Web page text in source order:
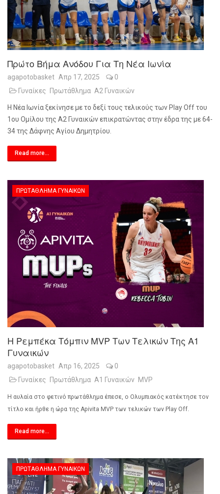
Πρώτο Βήμα Ανόδου Για Τη Νέα Ιωνία
agapotobasket Απρ 17, 2025
0
Γυναίκες
Πρωτάθλημα Α2 Γυναικών
Η Νέα Ιωνία ξεκίνησε με το δεξί τους τελικούς των Play Off του
1ου Ομίλου της Α2 Γυναικών επικρατώντας στην έδρα της με 64-
34 της Δάφνης Αγίου Δημητρίου.
Read more...
ΠΡΩΤΆΘΛΗΜΑ ΓΥΝΑΙΚΏΝ
Η Ρεμπέκα Τόμπιν MVP Των Τελικών Της Α1
Γυναικών
agapotobasket Απρ 16, 2025
0
Γυναίκες
Πρωτάθλημα Α1 Γυναικών MVP
Η αυλαία στο φετινό πρωτάθλημα έπεσε, ο Ολυμπιακός κατέκτησε τον
τίτλο και ήρθε η ώρα της Apivita MVP των τελικών των Play Off.
Read more...
ΠΡΩΤΆΘΛΗΜΑ ΓΥΝΑΙΚΏΝ